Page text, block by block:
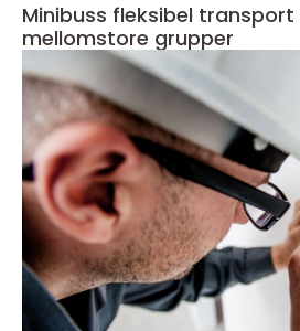
Minibuss fleksibel transport for små og
mellomstore grupper